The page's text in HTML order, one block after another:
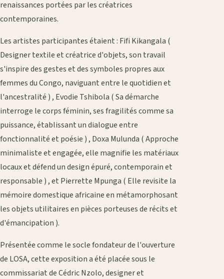
renaissances portées par les créatrices
contemporaines.
Les artistes participantes étaient : Fifi Kikangala (
Designer textile et créatrice d'objets, son travail
s'inspire des gestes et des symboles propres aux
femmes du Congo, naviguant entre le quotidien et
l'ancestralité ) , Evodie Tshibola ( Sa démarche
interroge le corps féminin, ses fragilités comme sa
puissance, établissant un dialogue entre
fonctionnalité et poésie ) , Doxa Mulunda ( Approche
minimaliste et engagée, elle magnifie les matériaux
locaux et défend un design épuré, contemporain et
responsable ) , et Pierrette Mpunga ( Elle revisite la
mémoire domestique africaine en métamorphosant
les objets utilitaires en pièces porteuses de récits et
d'émancipation ).
Présentée comme le socle fondateur de l'ouverture
de LOSA, cette exposition a été placée sous le
commissariat de Cédric Nzolo, designer et